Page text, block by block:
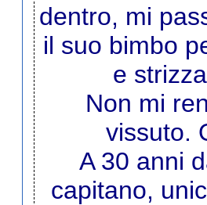
dentro, mi
il suo bimbo
e
Non mi
vissuto.
A 30 anni
capitano,